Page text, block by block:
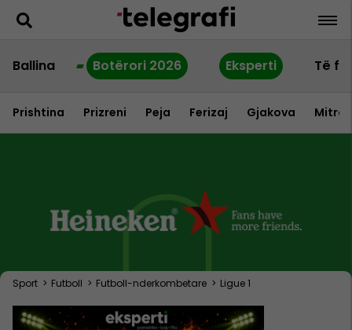
Ballina Botërori 2026 Eksperti Të
Prishtina Prizreni Peja Ferizaj Gjakova
Sport > Futboll > Futboll-nderkombetare > Ligue 1